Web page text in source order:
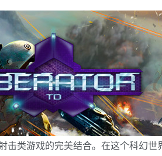
击类游戏的完美结合。在这个科幻